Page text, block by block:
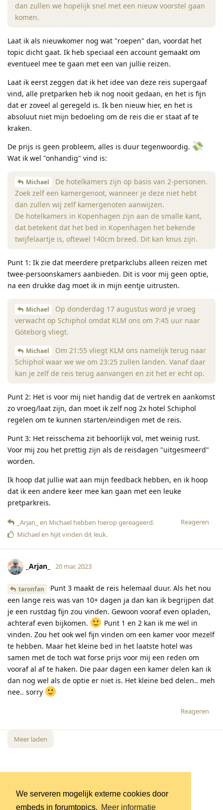
We serveren mogelijk externe cookies door
embeds in forumtopics. Meer informatie
dan zullen we hopelijk snel met een nieuw voorstel gaan
komen.
Laat ik als nieuwkomer nog wat "roepen" dan, voordat het
topic dicht gaat. Ik heb speciaal een account gemaakt om
eventueel mee te gaan met een van jullie reizen.
Laat ik eerst zeggen dat ik het idee van deze reis supergaaf
vind, alle pretparken heb ik nog nooit gedaan, en het is fijn
dat er zoveel al geregeld is. Ik ben nieuw hier, en het is
absoluut niet mijn bedoeling om de reis die er staat af te
kraken.
De prijs is geen probleem, alles is duur tegenwoordig.
Wat ik wel "onhandig" vind is:
Michael
De hotelkamers zijn op basis van 2-personen.
Zoek zelf een kamergenoot, wanneer je deze niet hebt
dan zullen wij zelf kamergenoten aanwijzen.
De hotelkamers in Kopenhagen zijn aan de smalle kant,
dat betekent dat het bed in Kopenhagen het bekende
twijfelaartje is, oftewel 140cm breed. Dit kan knus zijn.
Punt 1: Ik zie dat meerdere pretparkclubs alleen reizen met
twee-persoonskamers aanbieden. Dit is voor mij geen optie,
na een drukke dag moet ik in mijn eentje uitrusten.
Michael
Op donderdag 17 augustus word je vroeg
verwacht op Schiphol omdat KLM ons om 7:45 uur naar
Göteborg vliegt.
Michael
Om 21:55 vliegt KLM ons namelijk terug naar
Schiphol waar we we om 23:25 zullen landen. Vanaf daar
kan je zelf de reis terug aanvangen en zit het er echt op.
Punt 2: Het is voor mij niet handig dat de vertrek en aankomst
zo vroeg/laat zijn, dan moet ik zelf nog 2x hotel Schiphol
regelen om te kunnen starten/eindigen met de reis.
Punt 3: Het reisschema zit behoorlijk vol, met weinig rust.
Voor mij zou het prettig zijn als de reisdagen "uitgesmeerd"
worden.
Ik hoop dat jullie wat aan mijn feedback hebben, en ik hoop
dat ik een andere keer mee kan gaan met een leuke
pretparkreis.
Reageren
_Arjan_ en Michael hebben hierop gereageerd.
Michaelen Njitvinden dit leuk.
_Arjan_ 20 mar. 2023
taronfan
Punt 3 maakt de reis helemaal duur. Als het nou
een lange reis was van 10+ dagen ja dan kan ik begrijpen dat
je een rustdag fijn zou vinden. Gewoon vooraf even opladen,
achteraf even bijkomen.
Punt 1 en 2 kan ik me wel in
vinden. Zou het ook wel fijn vinden om een kamer voor mezelf
te hebben. Maar het kleine bed in het laatste hotel was
samen met de toch wat forse prijs voor mij een reden om
vooraf al af te haken. Die paar dagen een kamer delen kan ik
dan nog wel als de optie er niet is. Het kleine bed delen.. meh
nee.. sorry
Reageren
Meer laden